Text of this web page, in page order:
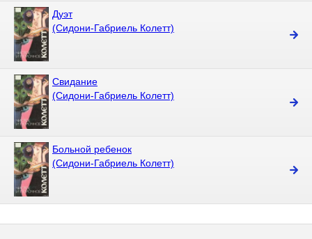
Дуэт
(Сидони-Габриель Колетт)
Свидание
(Сидони-Габриель Колетт)
Больной ребенок
(Сидони-Габриель Колетт)